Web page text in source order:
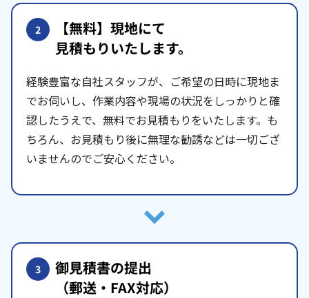
2 【無料】現地にて
見積もりいたします。
経験豊富な自社スタッフが、ご希望の日時に現地ま
でお伺いし、作業内容や現場の状況をしっかりと確
認したうえで、無料でお見積もりをいたします。も
ちろん、お見積もり後に無理な勧誘などは一切ござ
いませんのでご安心ください。
3 御見積書の提出
（郵送・FAX対応）